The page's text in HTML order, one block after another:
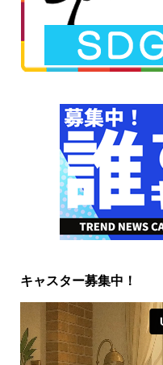
キャスター募集中！